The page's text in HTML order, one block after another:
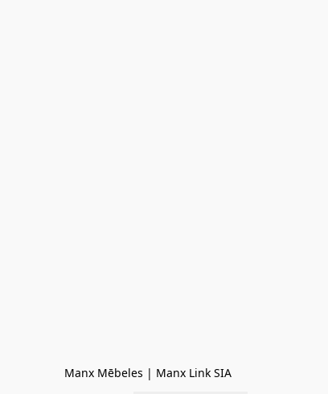
Manx Mēbeles | Manx Link SIA